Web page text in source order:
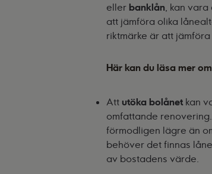
eller banklån, kan
att jämföra olika
riktmärke är att
Här kan du läsa mer
Att utöka bolånetkan
omfattande
förmodligen lägre än
behöver det finnas
av bostadens värde.